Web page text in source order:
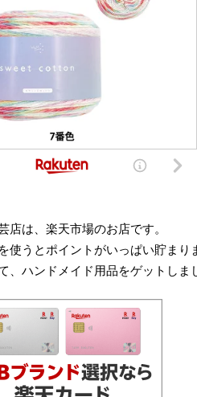
店は、楽天市場のお店です。
うとポイントがいっぱい貯まり
、ハンドメイド用品をゲットしま